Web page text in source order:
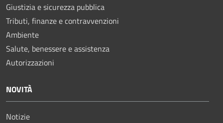
Giustizia e sicurezza pubblica
Tributi, finanze e contravvenzioni
Ambiente
Salute, benessere e assistenza
Autorizzazioni
NOVITÀ
Notizie